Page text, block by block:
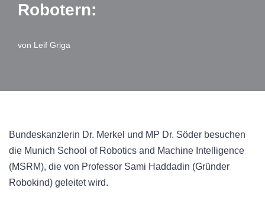
Robotern:
von Leif Griga
Bundeskanzlerin Dr. Merkel und MP Dr. Söder besuchen
die Munich School of Robotics and Machine Intelligence
(MSRM), die von Professor Sami Haddadin (Gründer
Robokind) geleitet wird.